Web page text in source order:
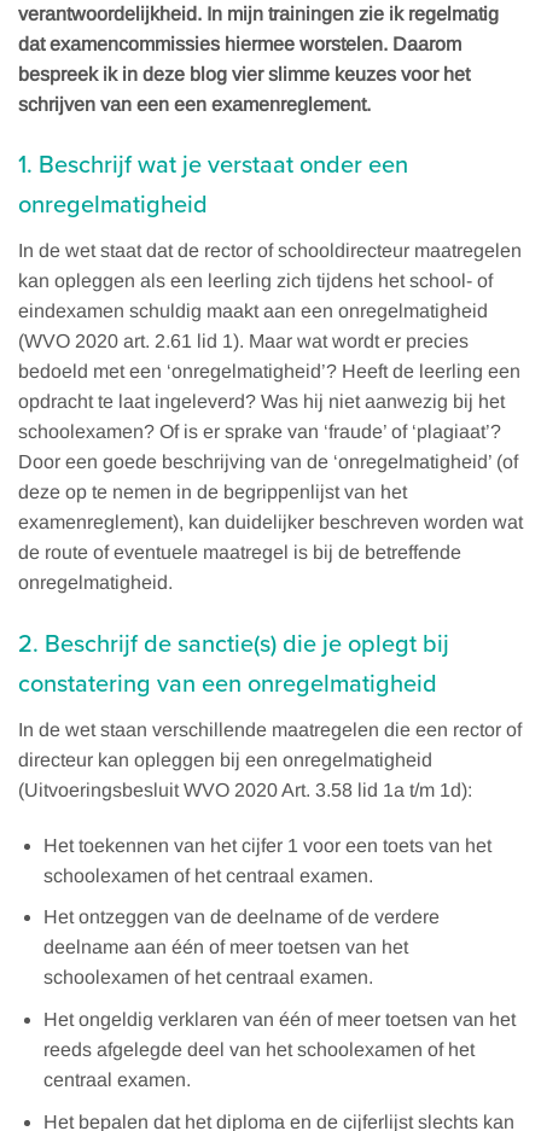
verantwoordelijkheid. In mijn trainingen zie ik regelmatig
dat examencommissies hiermee worstelen. Daarom
bespreek ik in deze blog vier slimme keuzes voor het
schrijven van een een examenreglement.
1. Beschrijf wat je verstaat onder een
onregelmatigheid
In de wet staat dat de rector of schooldirecteur maatregelen
kan opleggen als een leerling zich tijdens het school- of
eindexamen schuldig maakt aan een onregelmatigheid
(WVO 2020 art. 2.61 lid 1). Maar wat wordt er precies
bedoeld met een ‘onregelmatigheid’? Heeft de leerling een
opdracht te laat ingeleverd? Was hij niet aanwezig bij het
schoolexamen? Of is er sprake van ‘fraude’ of ‘plagiaat’?
Door een goede beschrijving van de ‘onregelmatigheid’ (of
deze op te nemen in de begrippenlijst van het
examenreglement), kan duidelijker beschreven worden wat
de route of eventuele maatregel is bij de betreffende
onregelmatigheid.
2. Beschrijf de sanctie(s) die je oplegt bij
constatering van een onregelmatigheid
In de wet staan verschillende maatregelen die een rector of
directeur kan opleggen bij een onregelmatigheid
(Uitvoeringsbesluit WVO 2020 Art. 3.58 lid 1a t/m 1d):
Het toekennen van het cijfer 1 voor een toets van het
schoolexamen of het centraal examen.
Het ontzeggen van de deelname of de verdere
deelname aan één of meer toetsen van het
schoolexamen of het centraal examen.
Het ongeldig verklaren van één of meer toetsen van het
reeds afgelegde deel van het schoolexamen of het
centraal examen.
Het bepalen dat het diploma en de cijferlijst slechts kan